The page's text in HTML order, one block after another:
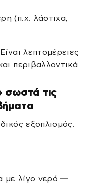
(π.χ. λάστιχα,
λεπτομέρειες
περιβαλλοντικά
σωστά τις
εξοπλισμός.
με λίγο νερό —